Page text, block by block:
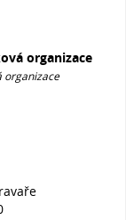
organizace
organizace